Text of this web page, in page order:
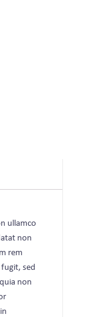
ullamco
non
rem
sed
non